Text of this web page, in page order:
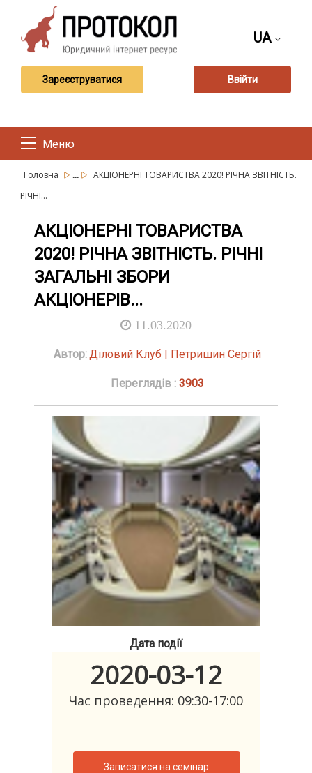
UA
Зареєструватися Ввійти
Меню
Головна ...
АКЦІОНЕРНІ ТОВАРИСТВА 2020! РІЧНА ЗВІТНІСТЬ.
РІЧНІ...
АКЦІОНЕРНІ ТОВАРИСТВА
2020! РІЧНА ЗВІТНІСТЬ. РІЧНІ
ЗАГАЛЬНІ ЗБОРИ
АКЦІОНЕРІВ...
11.03.2020
Автор:Діловий Клуб | Петришин Сергій
Переглядів :3903
Дата події
2020-03-12
Час проведення: 09:30-17:00
Записатися на семінар